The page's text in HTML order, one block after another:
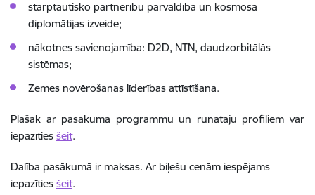
starptautisko partnerību pārvaldība un kosmosa
diplomātijas izveide;
nākotnes savienojamība: D2D, NTN, daudzorbitālās
sistēmas;
Zemes novērošanas līderības attīstīšana.
Plašāk ar pasākuma programmu un runātāju profiliem var
iepazīties šeit.
Dalība pasākumā ir maksas. Ar biļešu cenām iespējams
iepazīties šeit.